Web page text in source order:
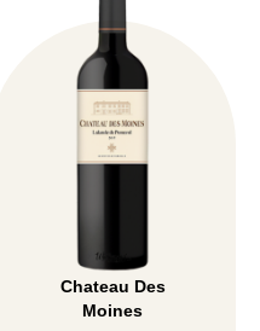
Chateau Des
Moines